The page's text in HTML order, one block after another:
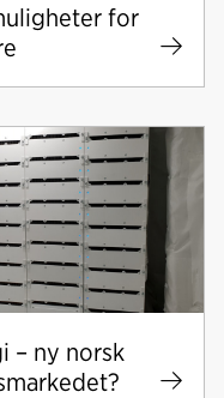
for
– ny norsk